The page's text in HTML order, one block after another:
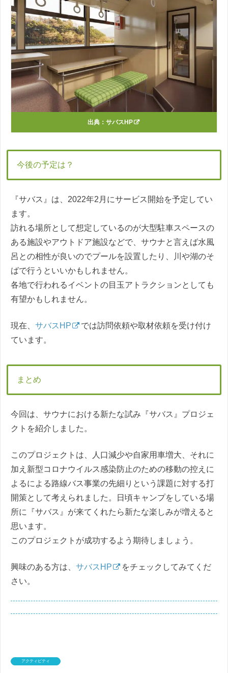
出典： サバスHP
今後の予定は？
『サバス』は、2022年2月にサービス開始を予定してい
ます。
訪れる場所として想定しているのが大型駐車スペースの
ある施設やアウトドア施設などで、サウナと言えば水風
呂との相性が良いのでプールを設置したり、川や湖のそ
ばで行うといいかもしれません。
各地で行われるイベントの目玉アトラクションとしても
有望かもしれません。
現在、 サバスHP
では訪問依頼や取材依頼を受け付け
ています。
まとめ
今回は、サウナにおける新たな試み『サバス』プロジェ
クトを紹介しました。
このプロジェクトは、人口減少や自家用車増大、それに
加え新型コロナウイルス感染防止のための移動の控えに
よるによる路線バス事業の先細りという課題に対する打
開策として考えられました。日頃キャンプをしている場
所に『サバス』が来てくれたら新たな楽しみが増えると
思います。
このプロジェクトが成功するよう期待しましょう。
興味のある方は、 サバスHP
をチェックしてみてくだ
さい。
アクティビティ